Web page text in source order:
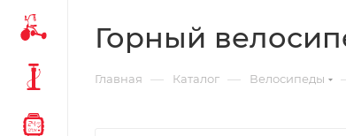
Горный
Главная — Каталог — Велосипеды